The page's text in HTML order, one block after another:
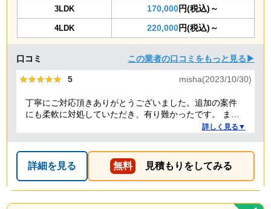
3LDK 170,000円(税込)～
4LDK 220,000円(税込)～
口コミ この業者の口コミをもっと見る▶
★★★★★
★★★★★ 5 misha(2023/10/30)
丁寧にご対応頂きありがとうございました。追加の案件
にも柔軟に対処していただき、有り難かったです。 また
何かありましたらぜひよろしくお願いします。詳しく見る▼
詳細を見る 無料 見積もりをしてみる